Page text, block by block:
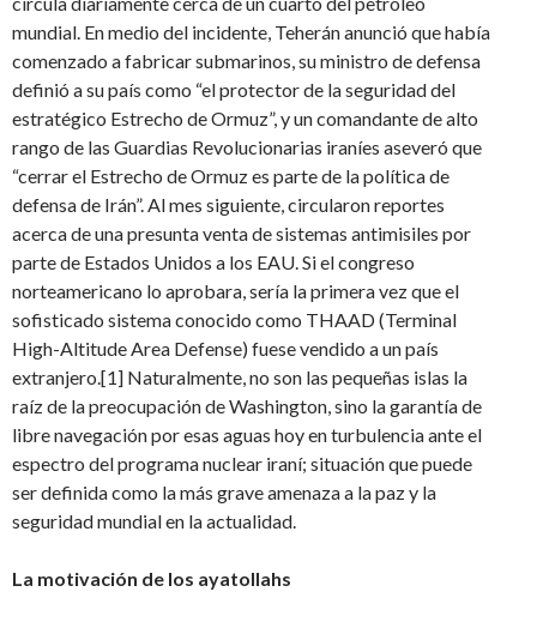
mundial. En medio del incidente, Teherán anunció que había
comenzado a fabricar submarinos, su ministro de defensa
definió a su país como “el protector de la seguridad del
estratégico Estrecho de Ormuz”, y un comandante de alto
rango de las Guardias Revolucionarias iraníes aseveró que
“cerrar el Estrecho de Ormuz es parte de la política de
defensa de Irán”. Al mes siguiente, circularon reportes
acerca de una presunta venta de sistemas antimisiles por
parte de Estados Unidos a los EAU. Si el congreso
norteamericano lo aprobara, sería la primera vez que el
sofisticado sistema conocido como THAAD (Terminal
High-Altitude Area Defense) fuese vendido a un país
extranjero.[1] Naturalmente, no son las pequeñas islas la
raíz de la preocupación de Washington, sino la garantía de
libre navegación por esas aguas hoy en turbulencia ante el
espectro del programa nuclear iraní; situación que puede
ser definida como la más grave amenaza a la paz y la
seguridad mundial en la actualidad.
La motivación de los ayatollahs